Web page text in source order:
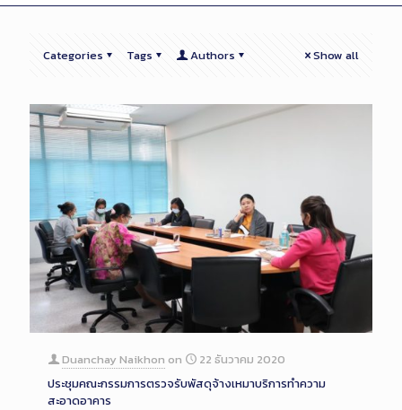
Categories Tags Authors Show all
Duanchay Naikhon on
22 ธันวาคม 2020
ประชุมคณะกรรมการตรวจรับพัสดุจ้างเหมาบริการทำความ
สะอาดอาคาร